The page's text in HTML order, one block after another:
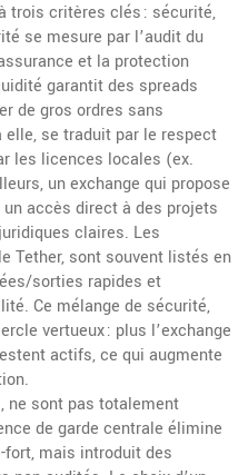
trois critères clés : sécurité,
se mesure par l’audit du
et la protection
garantit des spreads
de gros ordres sans
se traduit par le respect
les licences locales (ex.
un exchange qui propose
accès direct à des projets
claires. Les
Tether, sont souvent listés en
sorties rapides et
Ce mélange de sécurité,
vertueux : plus l’exchange
actifs, ce qui augmente
ne sont pas totalement
de garde centrale élimine
fort, mais introduit des